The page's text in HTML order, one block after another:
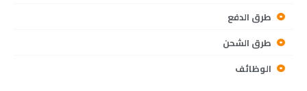
طرق الدفع
طرق الشحن
الوظائف